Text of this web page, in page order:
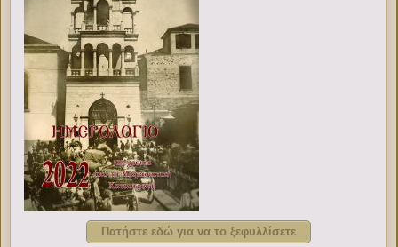
Πατήστε εδώ για να το ξεφυλλίσετε